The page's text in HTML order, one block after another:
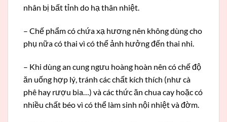
nhân bị bất tỉnh do hạ thân nhiệt.
– Chế phẩm có chứa xạ hương nên không dùng cho
phụ nữa có thai vì có thể ảnh hưởng đến thai nhi.
– Khi dùng an cung ngưu hoàng hoàn nên có chế độ
ăn uống hợp lý, tránh các chất kích thích (như cà
phê hay rượu bia…) và các thức ăn chua cay hoặc có
nhiều chất béo vì có thể làm sinh nội nhiệt và đờm.